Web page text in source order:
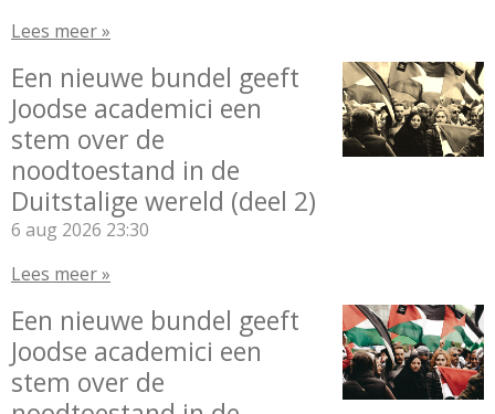
Lees meer »
Een nieuwe bundel geeft
Joodse academici een
stem over de
noodtoestand in de
Duitstalige wereld (deel 2)
6 aug 2026 23:30
Lees meer »
Een nieuwe bundel geeft
Joodse academici een
stem over de